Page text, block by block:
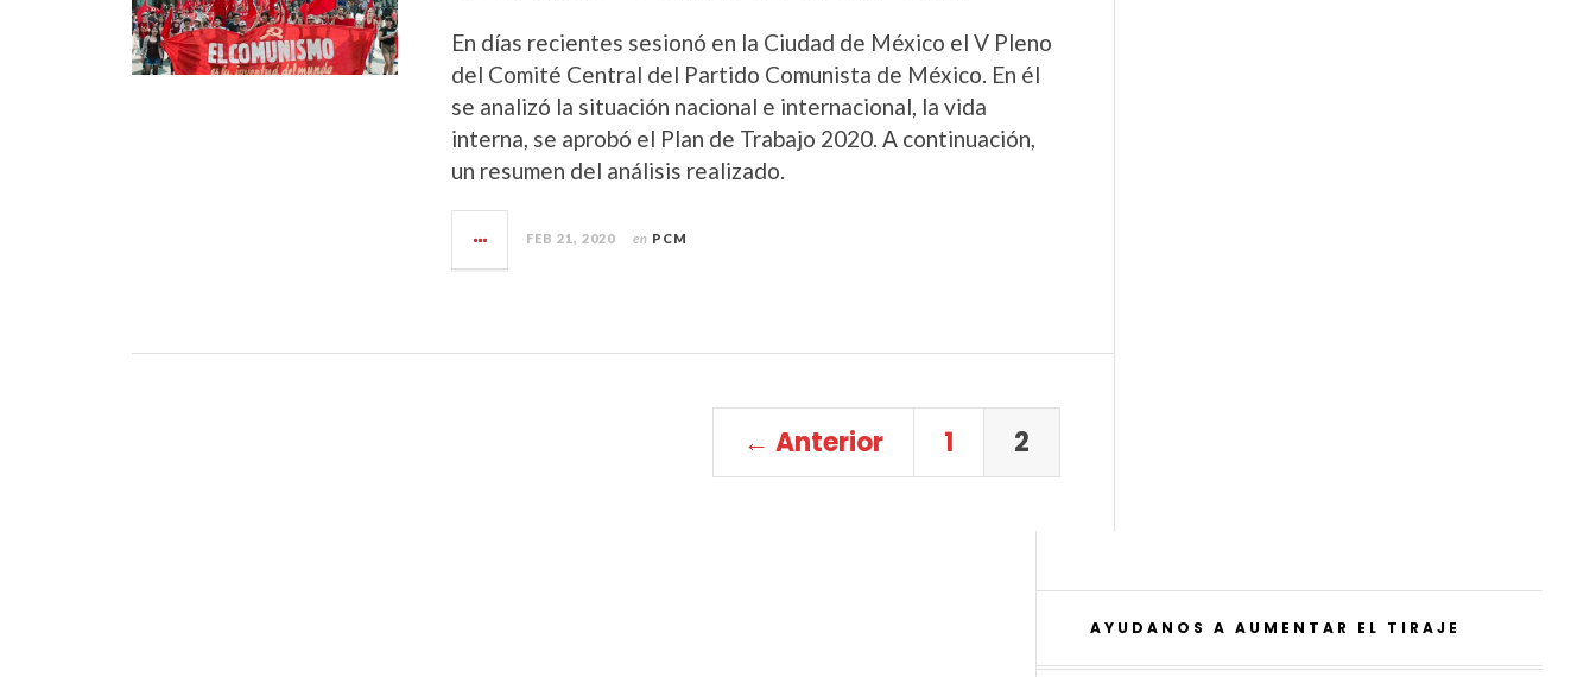
En días recientes sesionó en la Ciudad de México el V Pleno
del Comité Central del Partido Comunista de México. En él
se analizó la situación nacional e internacional, la vida
interna, se aprobó el Plan de Trabajo 2020. A continuación,
un resumen del análisis realizado.
FEB 21, 2020 en PCM
← Anterior 1 2
AYUDANOS A AUMENTAR EL TIRAJE